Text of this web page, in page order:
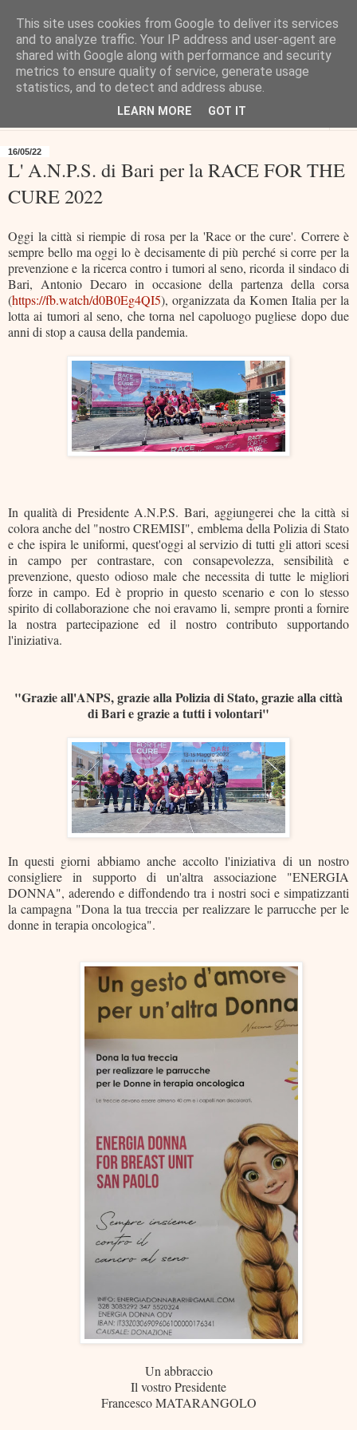
16/05/22
L' A.N.P.S. di Bari per la RACE FOR THE
CURE 2022
Oggi la città si riempie di rosa per la 'Race or the cure'. Correre è
sempre bello ma oggi lo è decisamente di più perché si corre per la
prevenzione e la ricerca contro i tumori al seno, ricorda il sindaco di
Bari, Antonio Decaro in occasione della partenza della corsa
(https://fb.watch/d0B0Eg4QI5), organizzata da Komen Italia per la
lotta ai tumori al seno, che torna nel capoluogo pugliese dopo due
anni di stop a causa della pandemia.
In qualità di Presidente A.N.P.S. Bari, aggiungerei che la città si
colora anche del "nostro CREMISI", emblema della Polizia di Stato
e che ispira le uniformi, quest'oggi al servizio di tutti gli attori scesi
in campo per contrastare, con consapevolezza, sensibilità e
prevenzione, questo odioso male che necessita di tutte le migliori
forze in campo. Ed è proprio in questo scenario e con lo stesso
spirito di collaborazione che noi eravamo li, sempre pronti a fornire
la nostra partecipazione ed il nostro contributo supportando
l'iniziativa.
"Grazie all'ANPS, grazie alla Polizia di Stato, grazie alla città
di Bari e grazie a tutti i volontari"
In questi giorni abbiamo anche accolto l'iniziativa di un nostro
consigliere in supporto di un'altra associazione "ENERGIA
DONNA", aderendo e diffondendo tra i nostri soci e simpatizzanti
la campagna "Dona la tua treccia per realizzare le parrucche per le
donne in terapia oncologica".
Un abbraccio
Il vostro Presidente
Francesco MATARANGOLO
This site uses cookies from Google to deliver its services
and to analyze traffic. Your IP address and user-agent are
shared with Google along with performance and security
metrics to ensure quality of service, generate usage
statistics, and to detect and address abuse.
LEARN MORE GOT IT